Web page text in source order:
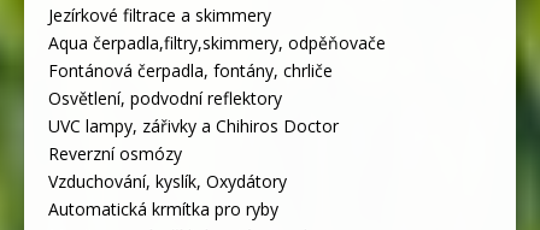
Jezírkové filtrace a skimmery
Aqua čerpadla,filtry,skimmery, odpěňovače
Fontánová čerpadla, fontány, chrliče
Osvětlení, podvodní reflektory
UVC lampy, zářivky a Chihiros Doctor
Reverzní osmózy
Vzduchování, kyslík, Oxydátory
Automatická krmítka pro ryby